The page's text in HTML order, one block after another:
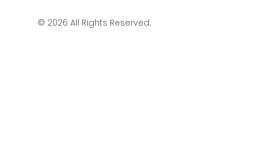
© 2026 All Rights Reserved.